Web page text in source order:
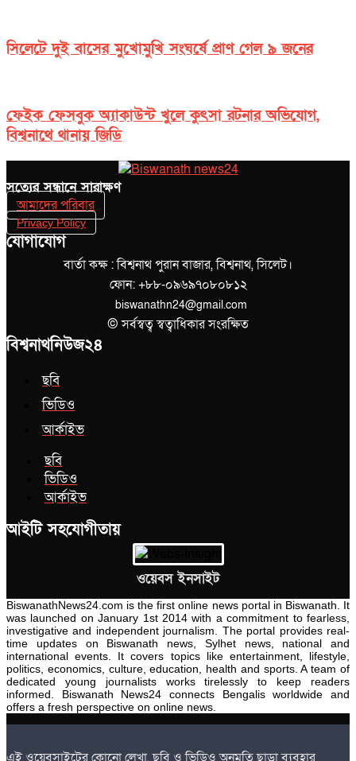
সিলেটে দুই বাসের মুখোমুখি সংঘর্ষে প্রাণ গেল ৯ জনের
ফেইক ফেসবুক অ্যাকাউন্ট খুলে কুৎসা রটনার অভিযোগ,
বিশ্বনাথে থানায় জিডি
সত‌্যের সন্ধানে সারাক্ষণ
আমাদের পরিবার
Privacy Policy
যোগাযোগ
বার্তা কক্ষ : বিশ্বনাথ পুরান বাজার, বিশ্বনাথ, সিলেট।
ফোন: +৮৮-০৯৬৯৭০৮০৮১২
biswanathn24@gmail.com
© সর্বস্বত্ব স্বত্বাধিকার সংরক্ষিত
বিশ্বনাথনিউজ২৪
ছবি
ভিডিও
আর্কাইভ
ছবি
ভিডিও
আর্কাইভ
আইটি সহযোগীতায়
ওয়েবস ইনসাইট
BiswanathNews24.com is the first online news portal in Biswanath. It
was launched on January 1st 2014 with a commitment to fearless,
investigative and independent journalism. The portal provides real-
time updates on Biswanath news, Sylhet news, national and
international events. It covers topics like entertainment, lifestyle,
politics, economics, culture, education, health and sports. A team of
dedicated young journalists works tirelessly to keep readers
informed. Biswanath News24 connects Bengalis worldwide and
offers a fresh perspective on online news.